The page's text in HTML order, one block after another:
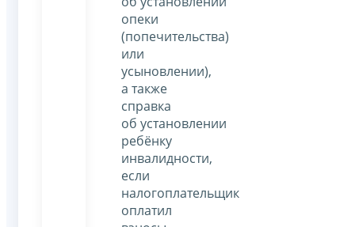
опеки
(попечительства)
или
усыновлении),
а также
справка
об установлении
ребёнку
инвалидности,
если
налогоплательщик
оплатил